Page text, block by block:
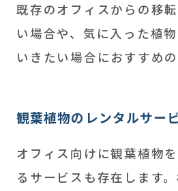
既存のオフィスからの移
い場合や、気に入った植
いきたい場合におすすめの
観葉植物のレンタルサー
オフィス向けに観葉植物
るサービスも存在します